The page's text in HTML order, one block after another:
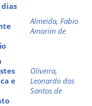
Almeida, Fabio
Amorim de
e
Oliveira,
Leonardo dos
Santos de